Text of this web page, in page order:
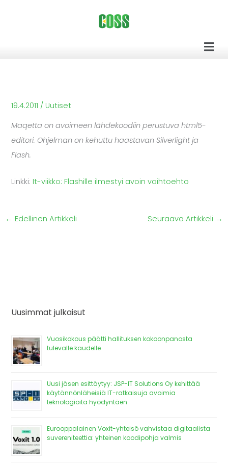
19.4.2011 / Uutiset
Maqetta on avoimeen lähdekoodiin perustuva html5-
editori. Ohjelman on kehuttu haastavan Silverlight ja
Flash.
Linkki: It-viikko: Flashille ilmestyi avoin vaihtoehto
← Edellinen Artikkeli Seuraava Artikkeli →
Uusimmat julkaisut
Vuosikokous päätti hallituksen kokoonpanosta
tulevalle kaudelle
Uusi jäsen esittäytyy: JSP-IT Solutions Oy kehittää
käytännönläheisiä IT-ratkaisuja avoimia
teknologioita hyödyntäen
Eurooppalainen Voxit-yhteisö vahvistaa digitaalista
suvereniteettia: yhteinen koodipohja valmis